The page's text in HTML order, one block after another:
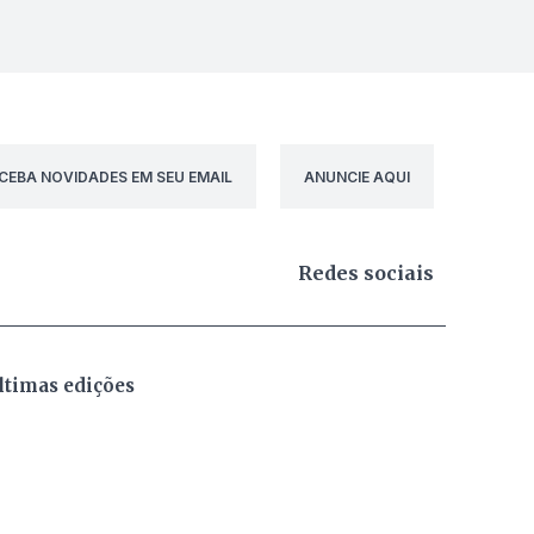
NOVIDADES EM SEU EMAIL ANUNCIE AQUI
Redes sociais
edições